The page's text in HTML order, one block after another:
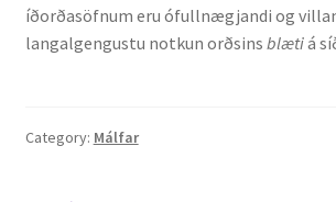
íðorðasöfnum eru ófullnægjandi og
langalgengustu notkun orðsins blætiá
Category: Málfar